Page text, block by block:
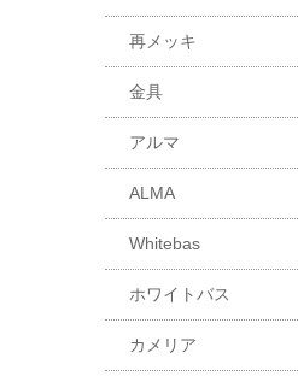
再メッキ
金具
アルマ
ALMA
Whitebas
ホワイトバス
カメリア